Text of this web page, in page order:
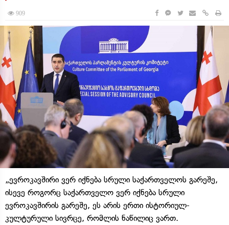
909
„ევროკავშირი ვერ იქნება სრული საქართველოს გარეშე,
ისევე როგორც საქართველო ვერ იქნება სრული
ევროკავშირის გარეშე, ეს არის ერთი ისტორიულ-
კულტურული სივრცე, რომლის ნაწილიც ვართ.